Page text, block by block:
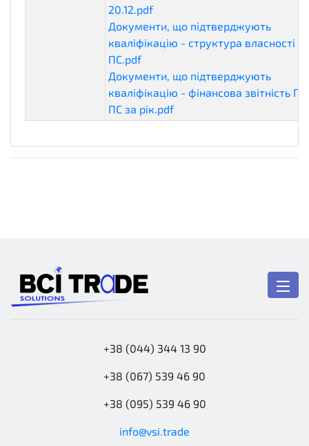
20.12.pdfeligibilityDocuments
Документи, що підтверджують
кваліфікацію - структура власності
ПС.pdfqualificationDocuments
Документи, що підтверджують
кваліфікацію - фінансова звітність ПП
ПС за рік.pdfqualificationDocuments
+38 (044) 344 13 90
+38 (067) 539 46 90
+38 (095) 539 46 90
info@vsi.trade